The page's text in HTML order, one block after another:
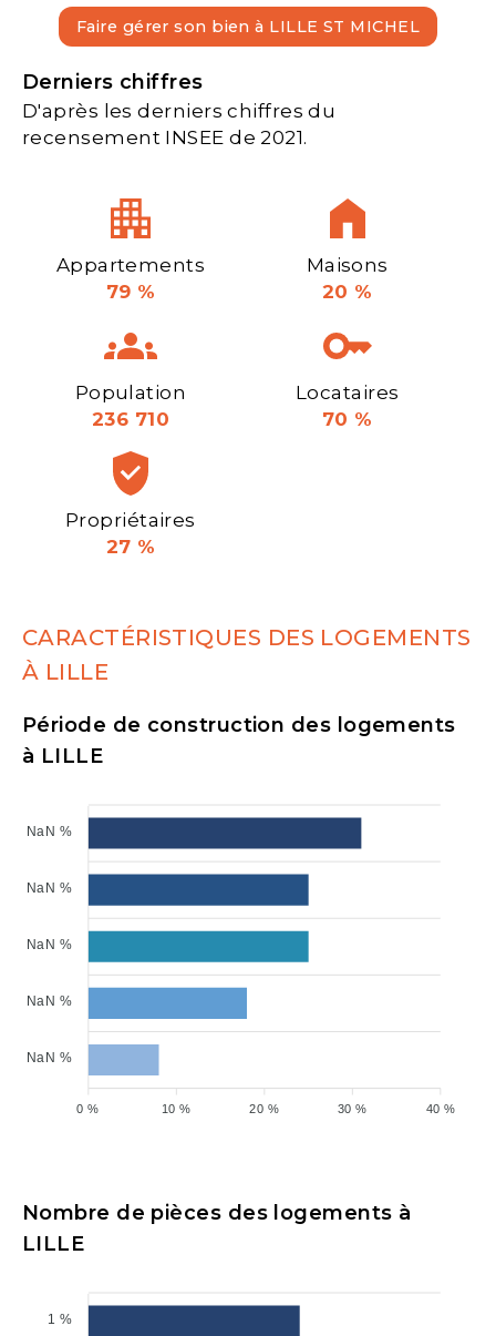
Faire gérer son bien à LILLE ST MICHEL
Derniers chiffres
D'après les derniers chiffres du
recensement INSEE de 2021.
Appartements
79 %
Maisons
20 %
Population
236 710
Locataires
70 %
Propriétaires
27 %
CARACTÉRISTIQUES DES LOGEMENTS
À LILLE
Période de construction des logements
à LILLE
NaN %
NaN %
NaN %
NaN %
NaN %
40 %
30 %
20 %
10 %
0 %
Nombre de pièces des logements à
LILLE
1 %